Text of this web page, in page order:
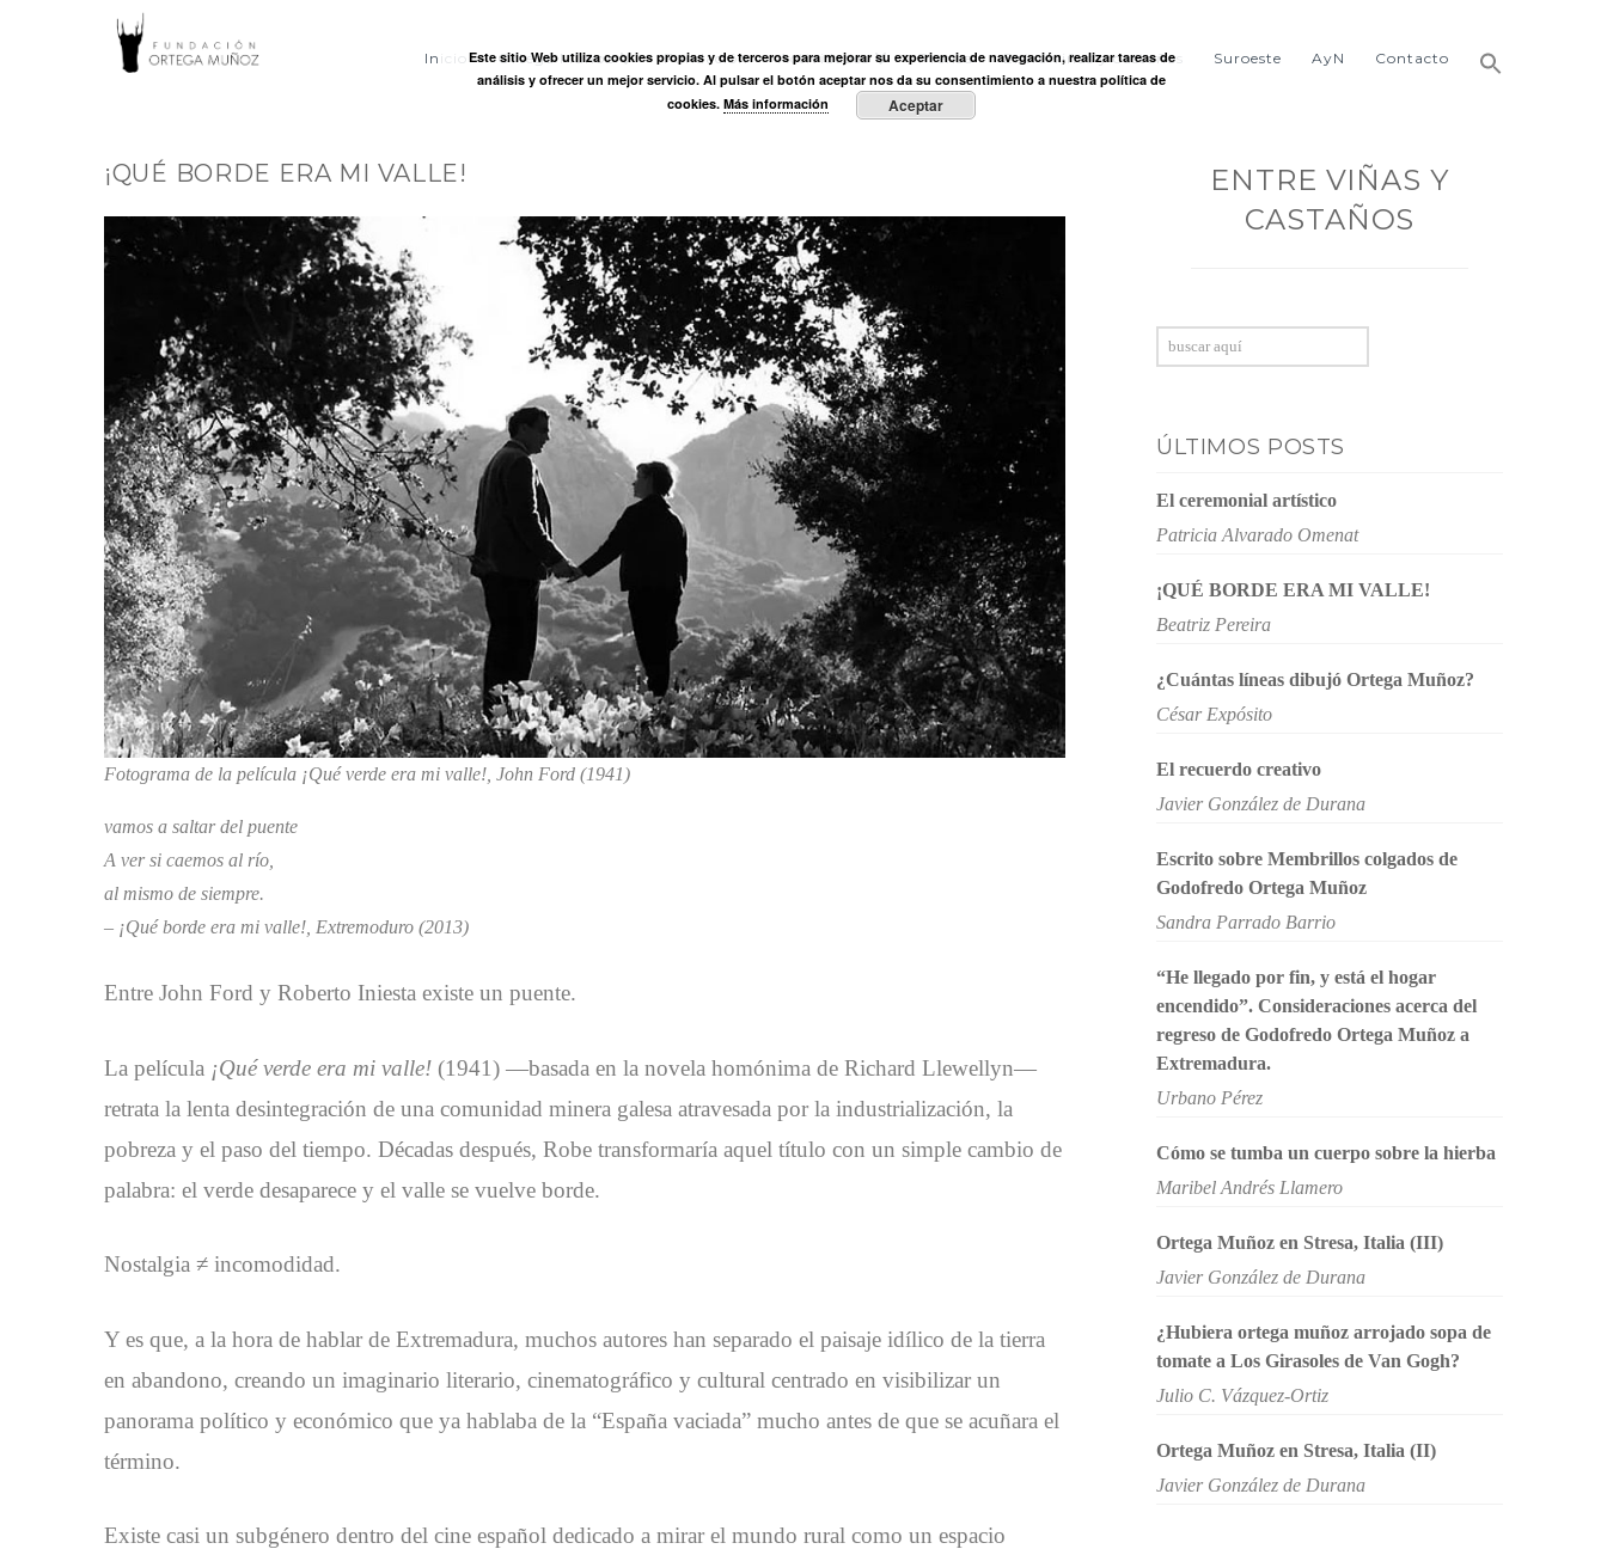
FUNDACIÓN
MUÑOZ
Inicio Ortega Muñoz Fundación Actividades Prensa Entre viñas y castaños Suroeste AyN Contacto
¡QUÉ BORDE ERA MI VALLE!
Fotograma de la película ¡Qué verde era mi valle!, John Ford (1941)
vamos a saltar del puente
A ver si caemos al río,
al mismo de siempre.
– ¡Qué borde era mi valle!, Extremoduro (2013)
Entre John Ford y Roberto Iniesta existe un puente.
La película ¡Qué verde era mi valle! (1941) —basada en la novela homónima de Richard Llewellyn—
retrata la lenta desintegración de una comunidad minera galesa atravesada por la industrialización, la
pobreza y el paso del tiempo. Décadas después, Robe transformaría aquel título con un simple cambio de
palabra: el verde desaparece y el valle se vuelve borde.
Nostalgia ≠ incomodidad.
Y es que, a la hora de hablar de Extremadura, muchos autores han separado el paisaje idílico de la tierra
en abandono, creando un imaginario literario, cinematográfico y cultural centrado en visibilizar un
panorama político y económico que ya hablaba de la “España vaciada” mucho antes de que se acuñara el
término.
Existe casi un subgénero dentro del cine español dedicado a mirar el mundo rural como un espacio
ENTRE VIÑAS Y
CASTAÑOS
Buscar
ÚLTIMOS POSTS
El ceremonial artístico
Patricia Alvarado Omenat
¡QUÉ BORDE ERA MI VALLE!
Beatriz Pereira
¿Cuántas líneas dibujó Ortega Muñoz?
César Expósito
El recuerdo creativo
Javier González de Durana
Escrito sobre Membrillos colgados de
Godofredo Ortega Muñoz
Sandra Parrado Barrio
“He llegado por fin, y está el hogar
encendido”. Consideraciones acerca del
regreso de Godofredo Ortega Muñoz a
Extremadura.
Urbano Pérez
Cómo se tumba un cuerpo sobre la hierba
Maribel Andrés Llamero
Ortega Muñoz en Stresa, Italia (III)
Javier González de Durana
¿Hubiera ortega muñoz arrojado sopa de
tomate a Los Girasoles de Van Gogh?
Julio C. Vázquez-Ortiz
Ortega Muñoz en Stresa, Italia (II)
Javier González de Durana
Este sitio Web utiliza cookies propias y de terceros para mejorar su experiencia de navegación, realizar tareas de
análisis y ofrecer un mejor servicio. Al pulsar el botón aceptar nos da su consentimiento a nuestra política de
cookies. Más información Aceptar